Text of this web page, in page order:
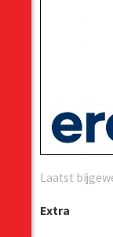
Laatst
Extra